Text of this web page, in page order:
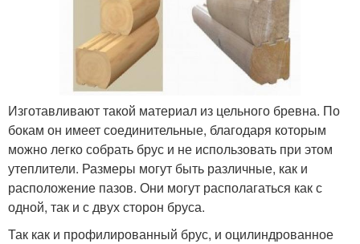
Изготавливают такой материал из цельного бревна. По
бокам он имеет соединительные, благодаря которым
можно легко собрать брус и не использовать при этом
утеплители. Размеры могут быть различные, как и
расположение пазов. Они могут располагаться как с
одной, так и с двух сторон бруса.
Так как и профилированный брус, и оцилиндрованное